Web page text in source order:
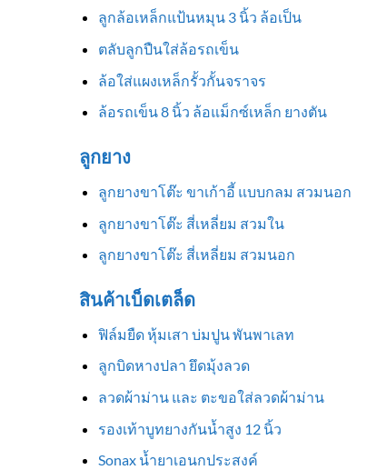
ลูกล้อเหล็กแป้นหมุน 3 นิ้ว ล้อเป็น
ตลับลูกปืนใส่ล้อรถเข็น
ล้อใส่แผงเหล็กรั้วกั้นจราจร
ล้อรถเข็น 8 นิ้ว ล้อแม็กซ์เหล็ก ยางตัน
ลูกยาง
ลูกยางขาโต๊ะ ขาเก้าอี้ แบบกลม สวมนอก
ลูกยางขาโต๊ะ สี่เหลี่ยม สวมใน
ลูกยางขาโต๊ะ สี่เหลี่ยม สวมนอก
สินค้าเบ็ดเตล็ด
ฟิล์มยืด หุ้มเสา บ่มปูน พันพาเลท
ลูกบิดหางปลา ยึดมุ้งลวด
ลวดผ้าม่าน และ ตะขอใส่ลวดผ้าม่าน
รองเท้าบูทยางกันน้ำสูง 12 นิ้ว
Sonax น้ำยาเอนกประสงค์